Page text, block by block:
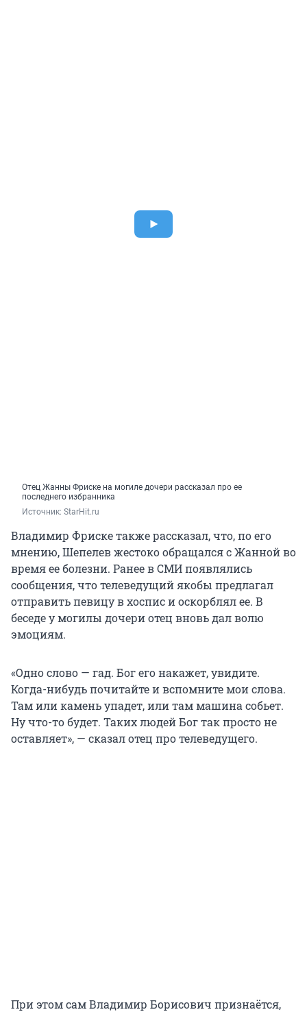
Отец Жанны Фриске на могиле дочери рассказал про ее
последнего избранника
Источник: StarHit.ru
Владимир Фриске также рассказал, что, по его
мнению, Шепелев жестоко обращался с Жанной во
время ее болезни. Ранее в СМИ появлялись
сообщения, что телеведущий якобы предлагал
отправить певицу в хоспис и оскорблял ее. В
беседе у могилы дочери отец вновь дал волю
эмоциям.
«Одно слово — гад. Бог его накажет, увидите.
Когда-нибудь почитайте и вспомните мои слова.
Там или камень упадет, или там машина собьет.
Ну что-то будет. Таких людей Бог так просто не
оставляет», — сказал отец про телеведущего.
При этом сам Владимир Борисович признаётся,